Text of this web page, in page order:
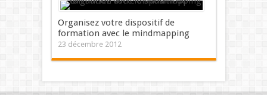
Organisez votre dispositif de
formation avec le mindmapping
23 décembre 2012